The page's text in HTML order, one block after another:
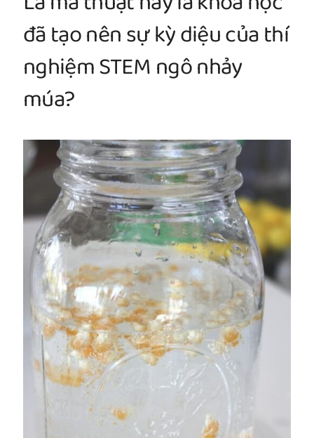
đã tạo nên sự kỳ diệu của thí
nghiệm STEM ngô nhảy
múa?